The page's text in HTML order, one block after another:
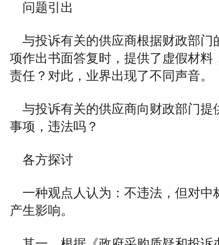
问题引出
与投诉有关的供应商根据财政部门
项作出书面答复时，提供了虚假材料
责任？对此，业界出现了不同声音。
与投诉有关的供应商向财政部门提
事项，违法吗？
各方探讨
一种观点人认为：不违法，但对中
产生影响。